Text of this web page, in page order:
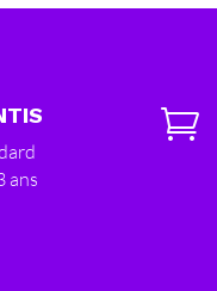
ans
